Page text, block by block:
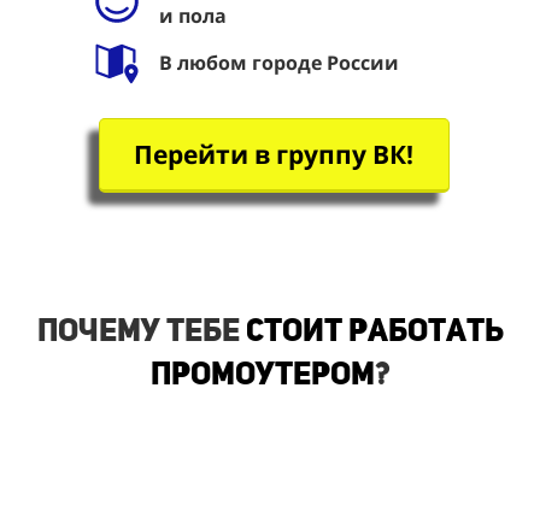
и пола
В любом городе России
Перейти в группу ВК!
Почему тебе стоит работать
промоутером?